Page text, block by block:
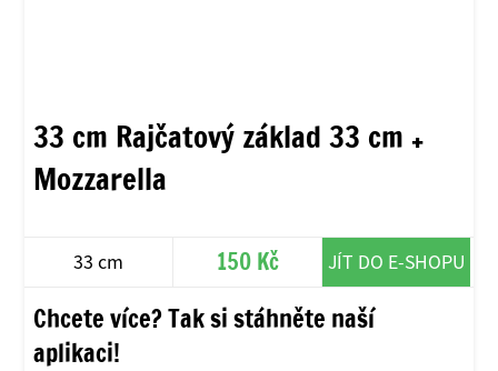
33 cm Rajčatový základ 33 cm +
Mozzarella
33 cm 150 Kč JÍT DO E-SHOPU
Chcete více? Tak si stáhněte naší
aplikaci!